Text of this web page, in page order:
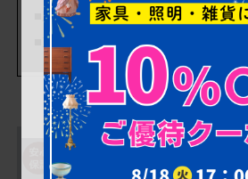
■座面までの高さ 420mm
■重量 約31kg
購入後も安心！アフ
ター修理サポート